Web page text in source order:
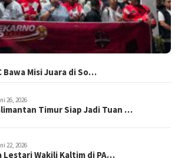
Bawa Misi Juara di So…
26, 2026
Timur Siap Jadi Tuan …
22, 2026
Lestari Wakili Kaltim di PA…